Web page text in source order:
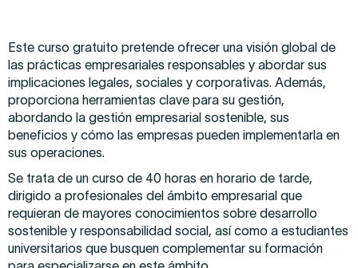
Este curso gratuito pretende ofrecer una visión global de
las prácticas empresariales responsables y abordar sus
implicaciones legales, sociales y corporativas. Además,
proporciona herramientas clave para su gestión,
abordando la gestión empresarial sostenible, sus
beneficios y cómo las empresas pueden implementarla en
sus operaciones.
Se trata de un curso de 40 horas en horario de tarde,
dirigido a profesionales del ámbito empresarial que
requieran de mayores conocimientos sobre desarrollo
sostenible y responsabilidad social, así como a estudiantes
universitarios que busquen complementar su formación